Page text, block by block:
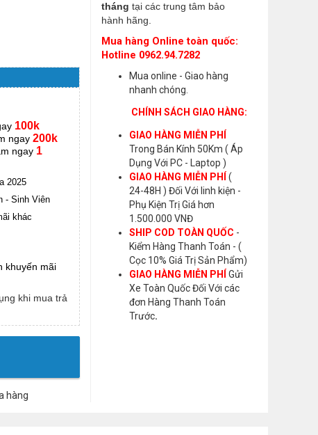
100k
ngay 200k
ngay 1
2025
- Sinh Viên
khác
khuyến mãi
khi mua trả
hàng
tháng tại các trung tâm bảo
hành hãng.
Mua hàng Online toàn quốc:
Hotline 0962.94.7282
Mua online - Giao hàng
nhanh chóng.
CHÍNH SÁCH GIAO HÀNG:
GIAO HÀNG MIỄN PHÍ
Trong Bán Kính 50Km ( Áp
Dụng Với PC - Laptop )
GIAO HÀNG MIỄN PHÍ
(
24-48H ) Đối Với linh kiện -
Phụ Kiện Trị Giá hơn
1.500.000 VNĐ
SHIP COD TOÀN QUỐC -
Kiểm Hàng Thanh Toán - (
Cọc 10% Giá Trị Sản Phẩm)
GIAO HÀNG MIỄN PHÍ
Gửi
Xe Toàn Quốc Đối Với các
đơn Hàng Thanh Toán
Trước.